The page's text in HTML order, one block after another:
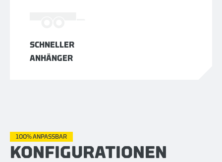
SCHNELLER
ANHÄNGER
100% ANPASSBAR
KONFIGURATIONEN